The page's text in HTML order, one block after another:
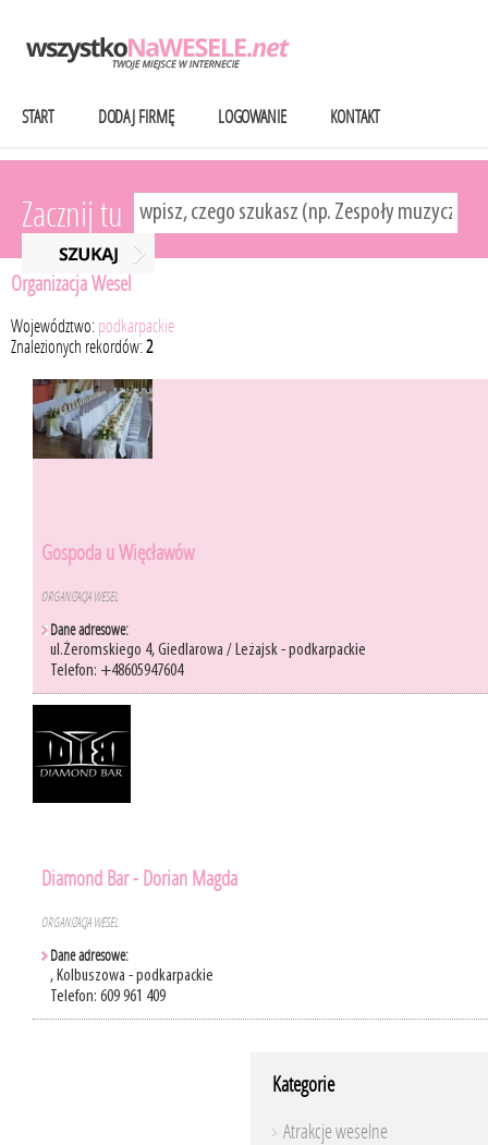
START DODAJ FIRMĘ LOGOWANIE KONTAKT
Zacznij tu
Organizacja Wesel
Województwo: podkarpackie
Znalezionych rekordów:2
Gospoda u Więcławów
ORGANIZACJA WESEL
Dane adresowe:
ul.Żeromskiego 4, Giedlarowa / Leżajsk - podkarpackie
Telefon: +48605947604
Diamond Bar - Dorian Magda
ORGANIZACJA WESEL
Dane adresowe:
, Kolbuszowa - podkarpackie
Telefon: 609 961 409
Kategorie
Atrakcje weselne